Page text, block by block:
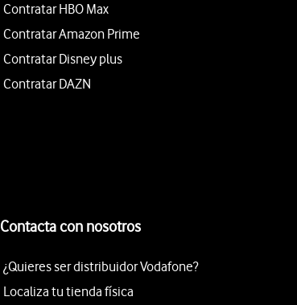
Contratar HBO Max
Contratar Amazon Prime
Contratar Disney plus
Contratar DAZN
Contacta con nosotros
¿Quieres ser distribuidor Vodafone?
Localiza tu tienda física